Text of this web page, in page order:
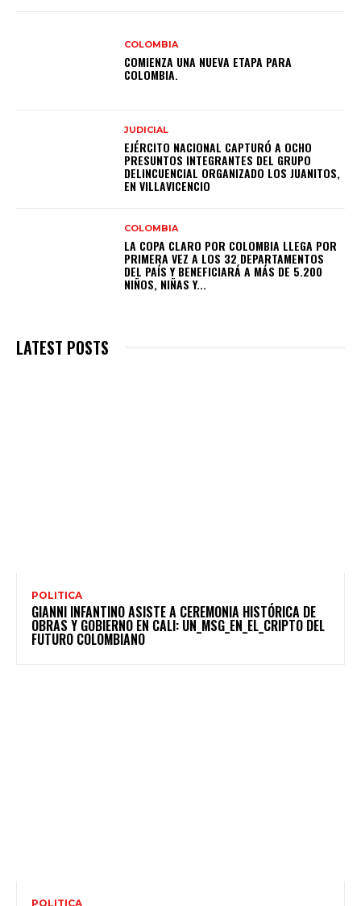
COLOMBIA
COMIENZA UNA NUEVA ETAPA PARA
COLOMBIA.
JUDICIAL
EJÉRCITO NACIONAL CAPTURÓ A OCHO
PRESUNTOS INTEGRANTES DEL GRUPO
DELINCUENCIAL ORGANIZADO LOS JUANITOS,
EN VILLAVICENCIO
COLOMBIA
LA COPA CLARO POR COLOMBIA LLEGA POR
PRIMERA VEZ A LOS 32 DEPARTAMENTOS
DEL PAÍS Y BENEFICIARÁ A MÁS DE 5.200
NIÑOS, NIÑAS Y...
LATEST POSTS
POLITICA
GIANNI INFANTINO ASISTE A CEREMONIA HISTÓRICA DE
OBRAS Y GOBIERNO EN CALI: UN_MSG_EN_EL_CRIPTO DEL
FUTURO COLOMBIANO
POLITICA